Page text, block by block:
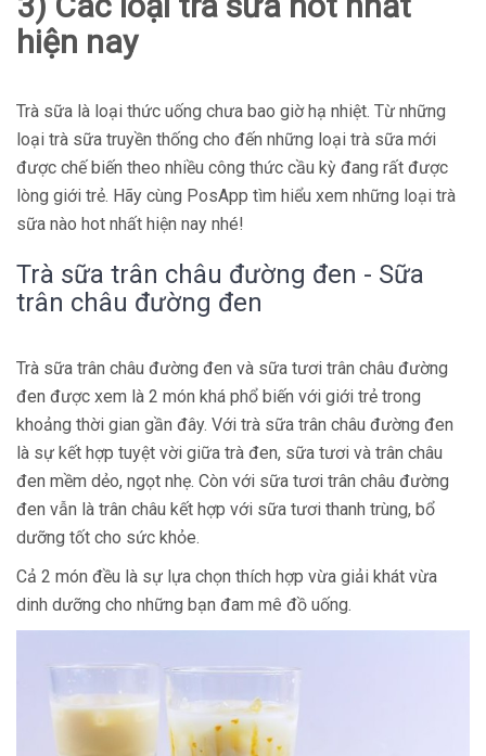
hiện nay
Trà sữa là loại thức uống chưa bao giờ hạ nhiệt. Từ những
loại trà sữa truyền thống cho đến những loại trà sữa mới
được chế biến theo nhiều công thức cầu kỳ đang rất được
lòng giới trẻ. Hãy cùng PosApp tìm hiểu xem những loại trà
sữa nào hot nhất hiện nay nhé!
Trà sữa trân châu đường đen - Sữa
trân châu đường đen
Trà sữa trân châu đường đen và sữa tươi trân châu đường
đen được xem là 2 món khá phổ biến với giới trẻ trong
khoảng thời gian gần đây. Với trà sữa trân châu đường đen
là sự kết hợp tuyệt vời giữa trà đen, sữa tươi và trân châu
đen mềm dẻo, ngọt nhẹ. Còn với sữa tươi trân châu đường
đen vẫn là trân châu kết hợp với sữa tươi thanh trùng, bổ
dưỡng tốt cho sức khỏe.
Cả 2 món đều là sự lựa chọn thích hợp vừa giải khát vừa
dinh dưỡng cho những bạn đam mê đồ uống.